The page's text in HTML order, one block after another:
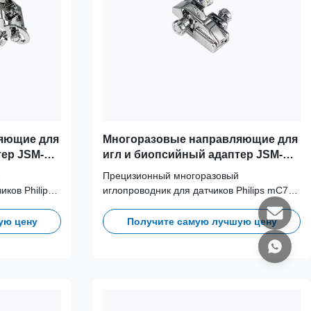
для
JSM-
3
Philips
что
цену
Многоразовые направляющие для
игл и биопсийный адаптер JSM-
335 для датчика Philips mC7-2
Прецизионный многоразовый
иглопроводник для датчиков Philips mC7-2.
Изготовлен из медицинской нержавеющей
стали 316L, выдерживает более 100
циклов автоклавирования, что
обеспечивает долгосрочную клиническую
Получите самую лучшую цену